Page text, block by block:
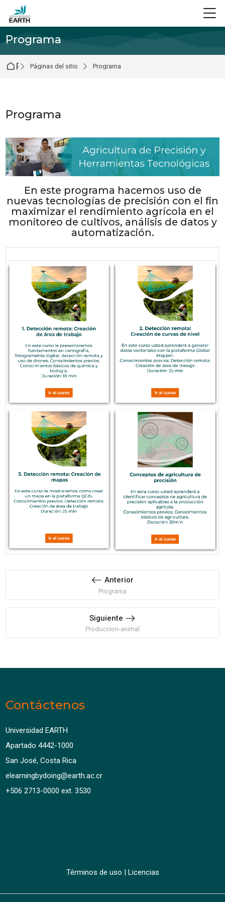
Skip to navigation
Skip to login form
Salta al contenido principal
Skip to footer
Programa
Página Principal
Páginas del sitio Programa
Programa
En este programa hacemos uso de
nuevas tecnologías de precisión con el fin
maximizar el rendimiento agrícola en el
monitoreo de cultivos, análisis de datos y
automatización.
Anterior
Programa
Siguiente
Produccion-animal
Contáctenos
Universidad EARTH
Apartado 4442-1000
San José, Costa Rica
elearningbydoing@earth.ac.cr
+506 2713-0000 ext. 3530
Términos de uso Licencias